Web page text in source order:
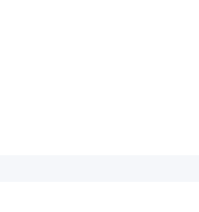
目所在行政区划名称:吉林省辽